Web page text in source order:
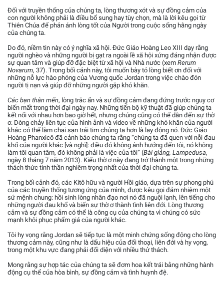
Đối với truyền thống của chúng ta, lòng thương xót và sự đồng cảm của
con người không phải là điều bổ sung hay tùy chọn, mà là lời kêu gọi từ
Thiên Chúa để phản ánh lòng tốt của Người trong cuộc sống hằng ngày
của chúng ta.
Do đó, niềm tin này có ý nghĩa xã hội. Đức Giáo Hoàng Leo XIII dạy rằng
người nghèo và những người bị gạt ra ngoài lề xã hội xứng đáng nhận được
sự quan tâm và giúp đỡ đặc biệt từ xã hội và Nhà nước (xem Rerum
Novarum, 37). Trong bối cảnh này, tôi muốn bày tỏ lòng biết ơn đối với
những nỗ lực hào phóng của Vương quốc Jordan trong việc chào đón
người tị nạn và giúp đỡ những người gặp khó khăn.
Các bạn thân mến, lòng trắc ẩn và sự đồng cảm đang đứng trước nguy cơ
biến mất trong thời đại ngày nay. Những tiến bộ kỹ thuật đã giúp chúng ta
kết nối với nhau hơn bao giờ hết, nhưng chúng cũng có thể dẫn đến sự thờ
ơ. Dòng chảy liên tục của hình ảnh và video về những khó khăn của người
khác có thể làm chai sạn trái tim chúng ta hơn là lay động nó. Đức Giáo
Hoàng Phanxicô đã cảnh báo chúng ta rằng “chúng ta đã quen với nỗi đau
khổ của người khác [và nghĩ]: điều đó không ảnh hưởng đến tôi, nó không
làm tôi quan tâm, đó không phải là việc của tôi” (Bài giảng, Lampedusa,
ngày 8 tháng 7 năm 2013). Kiểu thờ ơ này đang trở thành một trong những
thách thức tinh thần nghiêm trọng nhất của thời đại chúng ta.
Trong bối cảnh đó, các Kitô hữu và người Hồi giáo, dựa trên sự phong phú
của các truyền thống tương ứng của mình, được kêu gọi đảm nhiệm một
sứ mệnh chung: hồi sinh lòng nhân đạo nơi nó đã nguội lạnh, lên tiếng cho
những người đau khổ và biến sự thờ ơ thành tình liên đới. Lòng thương
cảm và sự đồng cảm có thể là công cụ của chúng ta vì chúng có sức
mạnh khôi phục phẩm giá của người khác.
Tôi hy vọng rằng Jordan sẽ tiếp tục là một minh chứng sống động cho lòng
thương cảm này, cũng như là dấu hiệu của đối thoại, liên đới và hy vọng,
trong một khu vực đang phải đối diện với nhiều thử thách.
Mong rằng sự hợp tác của chúng ta sẽ đơm hoa kết trái bằng những hành
động cụ thể của hòa bình, sự đồng cảm và tình huynh đệ.